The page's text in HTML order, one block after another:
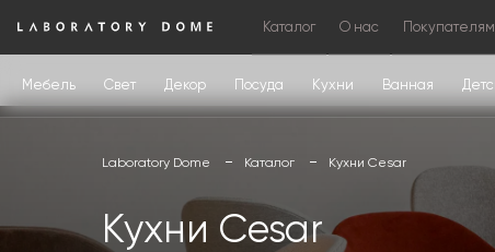
Каталог О нас Покупателям
Мебель Свет Декор Посуда Кухни Ванная
Laboratory Dome Каталог Кухни Cesar
Кухни Cesar